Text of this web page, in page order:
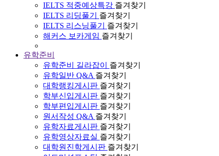
IELTS 적중예상특강 즐겨찾기
IELTS 리딩풀기
즐겨찾기
IELTS 리스닝풀기
즐겨찾기
해커스 보카게임 즐겨찾기
유학준비
유학준비 길라잡이
즐겨찾기
유학일반 Q&A 즐겨찾기
대학랭킹게시판 즐겨찾기
학부신입게시판 즐겨찾기
학부편입게시판 즐겨찾기
원서작성 Q&A 즐겨찾기
유학자료게시판 즐겨찾기
유학영상자료실 즐겨찾기
대학원진학게시판 즐겨찾기